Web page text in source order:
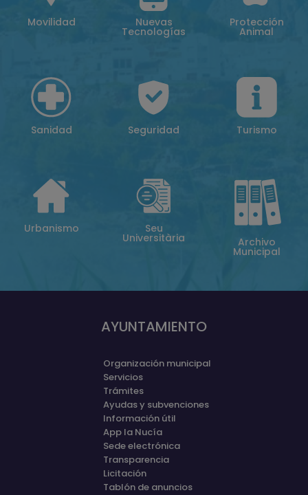
Movilidad Nuevas
Tecnologías
Protección
Animal
Sanidad Seguridad Turismo
Urbanismo Seu
Universitària Archivo
Municipal
AYUNTAMIENTO
Organización municipal
Servicios
Trámites
Ayudas y subvenciones
Información útil
App la Nucía
Sede electrónica
Transparencia
Licitación
Tablón de anuncios